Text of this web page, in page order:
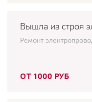
Вышла из строя
Ремонт
ОТ 1000 РУБ